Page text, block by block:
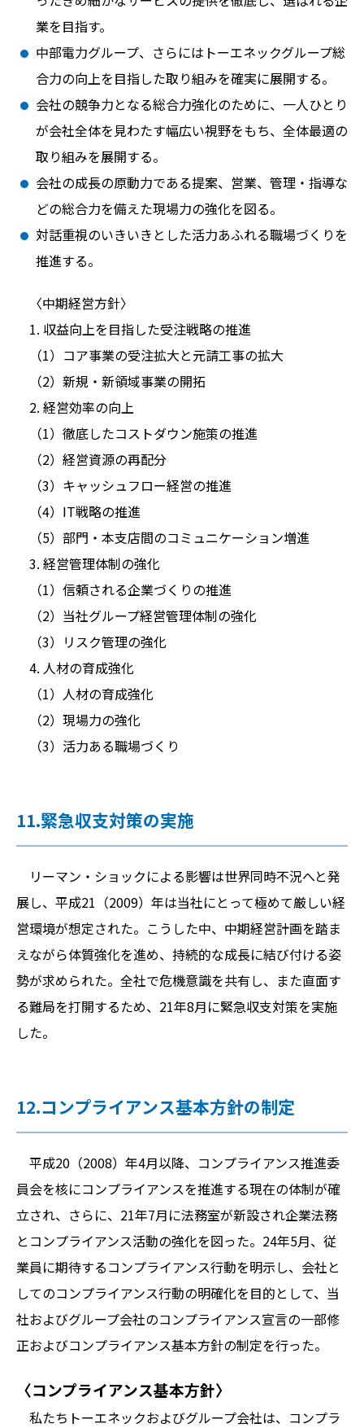
業を目指す。
中部電力グループ、さらにはトーエネックグループ総
合力の向上を目指した取り組みを確実に展開する。
会社の競争力となる総合力強化のために、一人ひとり
が会社全体を見わたす幅広い視野をもち、全体最適の
取り組みを展開する。
会社の成長の原動力である提案、営業、管理・指導な
どの総合力を備えた現場力の強化を図る。
対話重視のいきいきとした活力あふれる職場づくりを
推進する。
〈中期経営方針〉
1. 収益向上を目指した受注戦略の推進
（1）コア事業の受注拡大と元請工事の拡大
（2）新規・新領域事業の開拓
2. 経営効率の向上
（1）徹底したコストダウン施策の推進
（2）経営資源の再配分
（3）キャッシュフロー経営の推進
（4）IT戦略の推進
（5）部門・本支店間のコミュニケーション増進
3. 経営管理体制の強化
（1）信頼される企業づくりの推進
（2）当社グループ経営管理体制の強化
（3）リスク管理の強化
4. 人材の育成強化
（1）人材の育成強化
（2）現場力の強化
（3）活力ある職場づくり
11.緊急収支対策の実施
リーマン・ショックによる影響は世界同時不況へと発
展し、平成21（2009）年は当社にとって極めて厳しい経
営環境が想定された。こうした中、中期経営計画を踏ま
えながら体質強化を進め、持続的な成長に結び付ける姿
勢が求められた。全社で危機意識を共有し、また直面す
る難局を打開するため、21年8月に緊急収支対策を実施
した。
12.コンプライアンス基本方針の制定
平成20（2008）年4月以降、コンプライアンス推進委
員会を核にコンプライアンスを推進する現在の体制が確
立され、さらに、21年7月に法務室が新設され企業法務
とコンプライアンス活動の強化を図った。24年5月、従
業員に期待するコンプライアンス行動を明示し、会社と
してのコンプライアンス行動の明確化を目的として、当
社およびグループ会社のコンプライアンス宣言の一部修
正およびコンプライアンス基本方針の制定を行った。
〈コンプライアンス基本方針〉
私たちトーエネックおよびグループ会社は、コンプラ